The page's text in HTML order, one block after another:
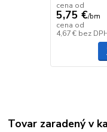
cena od
5,75 €/bm
cena od
4,67 € bez
Tovar zaradený v